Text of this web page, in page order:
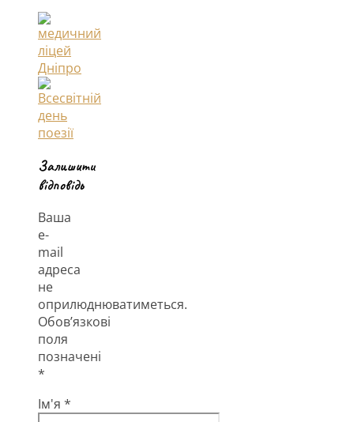
Залишити
відповідь
Ваша
e-
mail
адреса
не
оприлюднюватиметься.
Обов’язкові
поля
позначені
*
Ім'я *